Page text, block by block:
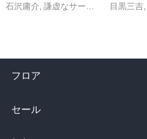
石沢庸介 謙虚なサークル メル。
目黒三吉
フロア
総合
セール